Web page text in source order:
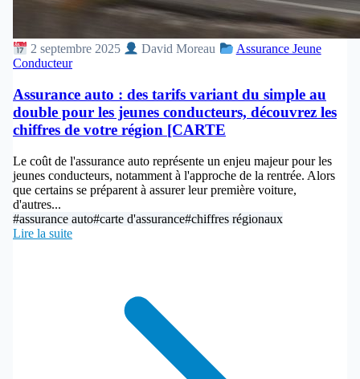
2 septembre 2025 David Moreau
Assurance Jeune
Conducteur
Assurance auto : des tarifs variant du simple au
double pour les jeunes conducteurs, découvrez les
chiffres de votre région [CARTE
Le coût de l'assurance auto représente un enjeu majeur pour les
jeunes conducteurs, notamment à l'approche de la rentrée. Alors
que certains se préparent à assurer leur première voiture,
d'autres...
#assurance auto#carte d'assurance#chiffres régionaux
Lire la suite